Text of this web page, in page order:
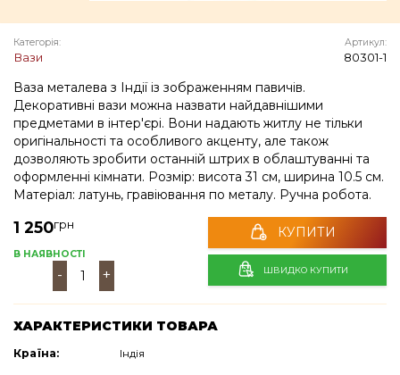
Категорія:
Вази
Артикул:
80301-1
Ваза металева з Індії із зображенням павичів.
Декоративні вази можна назвати найдавнішими
предметами в інтер'єрі. Вони надають житлу не тільки
оригінальності та особливого акценту, але також
дозволяють зробити останній штрих в облаштуванні та
оформленні кімнати. Розмір: висота 31 см, ширина 10.5 см.
Матеріал: латунь, гравіювання по металу. Ручна робота.
1 250грн
В НАЯВНОСТІ
- +
КУПИТИ
ШВИДКО КУПИТИ
ХАРАКТЕРИСТИКИ ТОВАРА
Країна: Індія